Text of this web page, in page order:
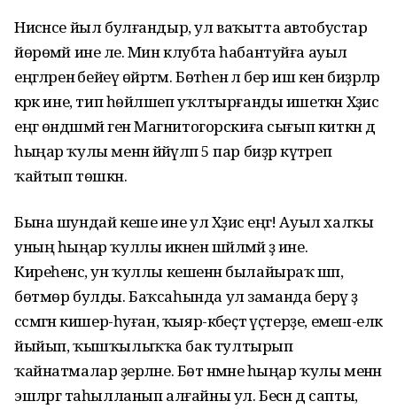
Нисәнсе йыл булғандыр, ул ваҡытта автобустар
йөрөмәй ине әле. Мин клубта һабантуйға ауыл
еңгәләренә бейеү өйрәтәм. Бөтәһенә лә бер иш кенә биҙрәләр
кәрәк ине, тип һөйләшеп уҡлтырғанды ишеткән Хәҙисә
еңгә өндәшмәй генә Магнитогорскиға сығып киткән дә
һыңар ҡулы менән йәйәүләп 5 пар биҙрә күтәреп
ҡайтып төшкән.
Бына шундай кеше ине ул Хәҙисә еңгә! Ауыл халҡы
уның һыңар ҡуллы икәнен шәйләмәй ҙә ине.
Киреһенсә, ун ҡуллы кешенән былайыраҡ шәп,
бөтмөр булды. Баҡсаһында ул заманда берәү ҙә
сәсмәгән кишер-һуған, ҡыяр-кәбеҫтә үҫтерҙе, емеш-еләк
йыйып, ҡышҡылыҡҡа бак тултырып
ҡайнатмалар әҙерләне. Бөтә нәмәне һыңар ҡулы менән
эшләргә таһылланып алғайны ул. Бесән дә сапты,